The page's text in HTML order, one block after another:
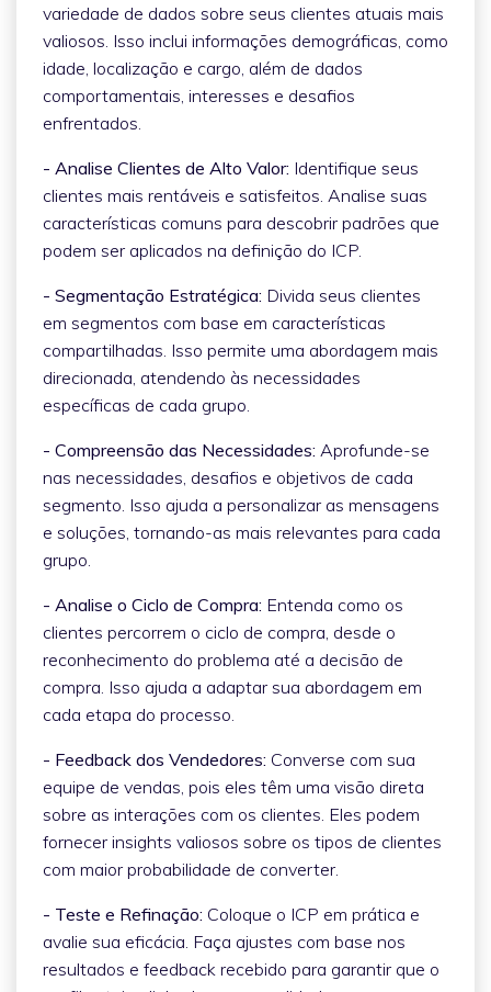
variedade de dados sobre seus clientes atuais mais
valiosos. Isso inclui informações demográficas, como
idade, localização e cargo, além de dados
comportamentais, interesses e desafios
enfrentados.
- Analise Clientes de Alto Valor: Identifique seus
clientes mais rentáveis e satisfeitos. Analise suas
características comuns para descobrir padrões que
podem ser aplicados na definição do ICP.
- Segmentação Estratégica: Divida seus clientes
em segmentos com base em características
compartilhadas. Isso permite uma abordagem mais
direcionada, atendendo às necessidades
específicas de cada grupo.
- Compreensão das Necessidades: Aprofunde-se
nas necessidades, desafios e objetivos de cada
segmento. Isso ajuda a personalizar as mensagens
e soluções, tornando-as mais relevantes para cada
grupo.
- Analise o Ciclo de Compra: Entenda como os
clientes percorrem o ciclo de compra, desde o
reconhecimento do problema até a decisão de
compra. Isso ajuda a adaptar sua abordagem em
cada etapa do processo.
- Feedback dos Vendedores: Converse com sua
equipe de vendas, pois eles têm uma visão direta
sobre as interações com os clientes. Eles podem
fornecer insights valiosos sobre os tipos de clientes
com maior probabilidade de converter.
- Teste e Refinação: Coloque o ICP em prática e
avalie sua eficácia. Faça ajustes com base nos
resultados e feedback recebido para garantir que o